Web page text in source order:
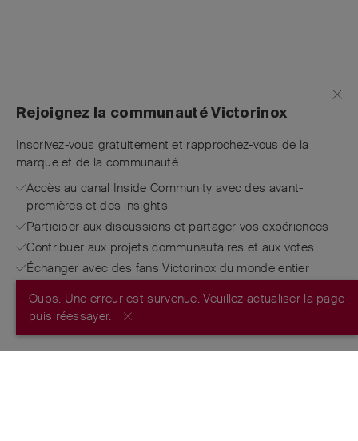
Oups. Une erreur est survenue. Veuillez actualiser la page
puis réessayer.
Rejoignez la communauté Victorinox
Inscrivez-vous gratuitement et rapprochez-vous de la
marque et de la communauté.
Accès au canal Inside Community avec des avant-
premières et des insights
Participer aux discussions et partager vos expériences
Contribuer aux projets communautaires et aux votes
Échanger avec des fans Victorinox du monde entier
S’INSCRIRE MAINTENANT